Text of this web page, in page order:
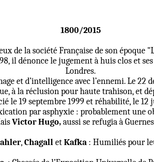
1800/2015
de la société Française de son époque
il dénonce le jugement à huis clos et
Londres.
et d’intelligence avec l’ennemi. Le
à la réclusion pour haute trahison, et
le 19 septembre 1999 et réhabilité, le 12
par asphyxie : probablement une
Victor Hugo,aussi se refugia à
,ChagalletKafka: Humiliés pour